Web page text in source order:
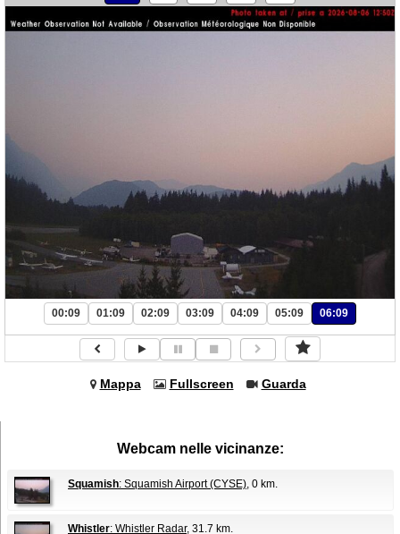
00:09 01:09 02:09 03:09 04:09 05:09 06:09
Mappa Fullscreen Guarda
Webcam nelle vicinanze:
Squamish: Squamish Airport (CYSE), 0 km.
Whistler: Whistler Radar, 31.7 km.